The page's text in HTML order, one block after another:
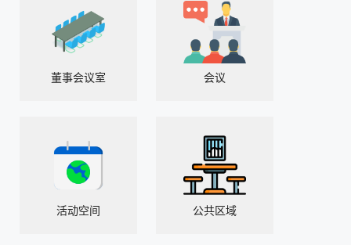
董事会议室 会议
活动空间 公共区域